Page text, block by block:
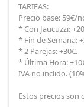
TARIFAS:
Precio base: 59€/
* Con Jaucuzzi:
* Fin de Semana:
* 2 Parejas: +30€.
* Última Hora:
IVA no inclido.
Estos precios